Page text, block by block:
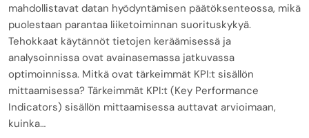
mahdollistavat datan hyödyntämisen päätöksenteossa, mikä
puolestaan parantaa liiketoiminnan suorituskykyä.
Tehokkaat käytännöt tietojen keräämisessä ja
analysoinnissa ovat avainasemassa jatkuvassa
optimoinnissa. Mitkä ovat tärkeimmät KPI:t sisällön
mittaamisessa? Tärkeimmät KPI:t (Key Performance
Indicators) sisällön mittaamisessa auttavat arvioimaan,
kuinka…